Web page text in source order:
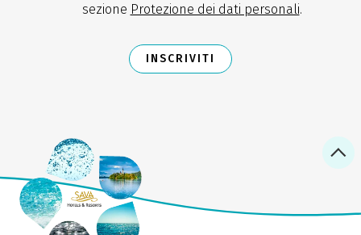
sezione Protezione dei dati personali.
INSCRIVITI